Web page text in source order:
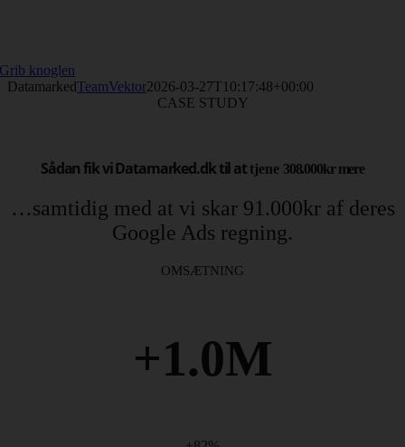
Grib knoglen
DatamarkedTeamVektor2026-03-27T10:17:48+00:00
CASE STUDY
Sådan fik vi Datamarked.dk til at tjene 308.000kr mere
…samtidig med at vi skar 91.000kr af deres
Google Ads regning.
OMSÆTNING
+1.0M